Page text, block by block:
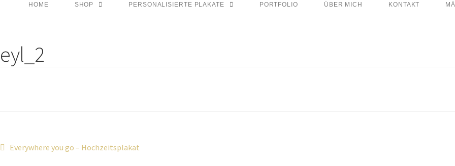
HOME SHOP PERSONALISIERTE PLAKATE PORTFOLIO ÜBER MICH KONTAKT
eyl_2
Beitragsnavigation
Vorheriger
Everywhere you go – Hochzeitsplakat